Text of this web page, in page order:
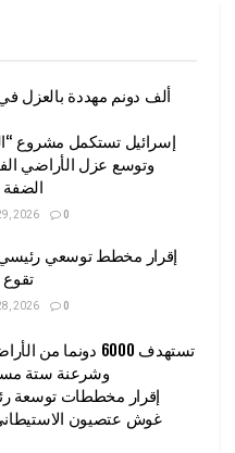
إسرائيل تستكمل مشروع
وتوسع عزل الأراضي
الضفة
2026 0
إقرار مخطط توسعي
2026 0
تستهدف 6000 دونما
وشرعنة ستة
إقرار مخططات توسعة
غوش عتصيون